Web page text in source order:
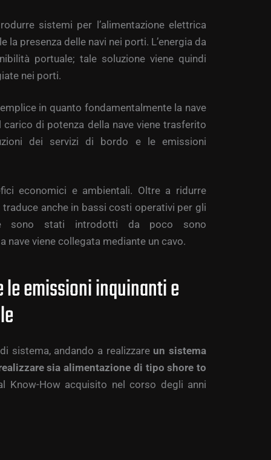
sistemi per l’alimentazione elettrica
presenza delle navi nei porti. L’energia da
portuale; tale soluzione viene quindi
nei porti.
in quanto fondamentalmente la nave
di potenza della nave viene trasferito
dei servizi di bordo e le emissioni
economici e ambientali. Oltre a ridurre
anche in bassi costi operativi per gli
sono stati introdotti da poco sono
viene collegata mediante un cavo.
emissioni inquinanti e
sistema, andando a realizzare un sistema
sia alimentazione di tipo shore to
How acquisito nel corso degli anni